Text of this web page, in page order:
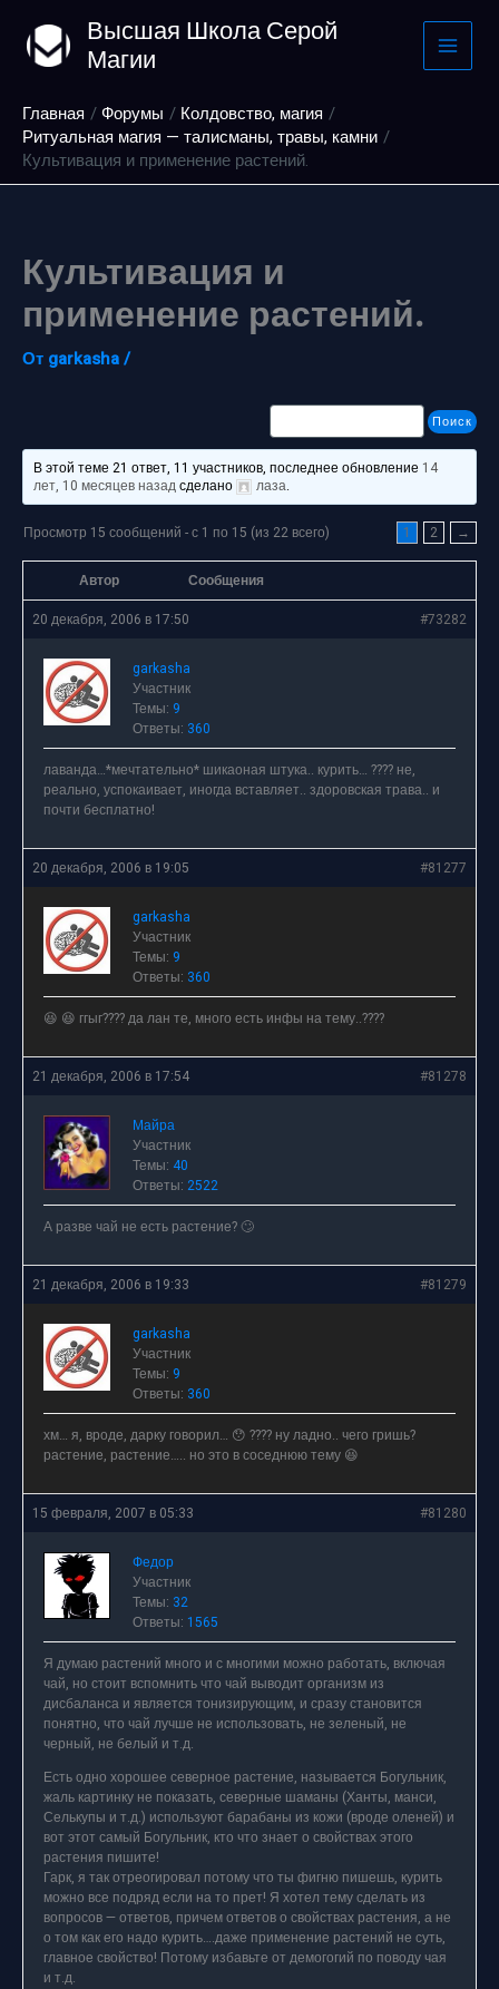
содержимому
Высшая Школа Серой
Магии
Главная Форумы
Колдовство, магия
Ритуальная магия — талисманы, травы, камни
Культивация и применение растений.
Культивация и
применение растений.
От garkasha/
В этой теме 21 ответ, 11 участников, последнее обновление 14
лет, 10 месяцев назадсделано лаза.
Просмотр 15 сообщений - с 1 по 15 (из 22 всего) 1 2 →
Автор
Сообщения
20 декабря, 2006 в 17:50
#73282
garkasha
Участник
Темы: 9
Ответы: 360
лаванда…*мечтательно* шикаоная штука.. курить… ???? не,
реально, успокаивает, иногда вставляет.. здоровская трава.. и
почти бесплатно!
20 декабря, 2006 в 19:05 #81277
garkasha
Участник
Темы: 9
Ответы: 360
😆 😆 ггыг???? да лан те, много есть инфы на тему..????
21 декабря, 2006 в 17:54 #81278
Майра
Участник
Темы: 40
Ответы: 2522
А разве чай не есть растение? 🙄
21 декабря, 2006 в 19:33 #81279
garkasha
Участник
Темы: 9
Ответы: 360
хм… я, вроде, дарку говорил… 😯 ???? ну ладно.. чего гришь?
растение, растение….. но это в соседнюю тему 😆
15 февраля, 2007 в 05:33 #81280
Федор
Участник
Темы: 32
Ответы: 1565
Я думаю растений много и с многими можно работать, включая
чай, но стоит вспомнить что чай выводит организм из
дисбаланса и является тонизирующим, и сразу становится
понятно, что чай лучше не использовать, не зеленый, не
черный, не белый и т.д.
Есть одно хорошее северное растение, называется Богульник,
жаль картинку не показать, северные шаманы (Ханты, манси,
Селькупы и т.д.) используют барабаны из кожи (вроде оленей) и
вот этот самый Богульник, кто что знает о свойствах этого
растения пишите!
Гарк, я так отреогировал потому что ты фигню пишешь, курить
можно все подряд если на то прет! Я хотел тему сделать из
вопросов — ответов, причем ответов о свойствах растения, а не
о том как его надо курить….даже применение растений не суть,
главное свойство! Потому избавьте от демогогий по поводу чая
и т.д.